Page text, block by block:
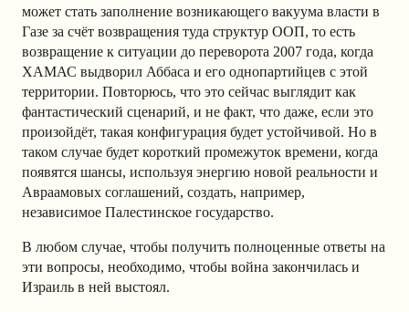
может стать заполнение возникающего вакуума власти в
Газе за счёт возвращения туда структур ООП, то есть
возвращение к ситуации до переворота 2007 года, когда
ХАМАС выдворил Аббаса и его однопартийцев с этой
территории. Повторюсь, что это сейчас выглядит как
фантастический сценарий, и не факт, что даже, если это
произойдёт, такая конфигурация будет устойчивой. Но в
таком случае будет короткий промежуток времени, когда
появятся шансы, используя энергию новой реальности и
Авраамовых соглашений, создать, например,
независимое Палестинское государство.
В любом случае, чтобы получить полноценные ответы на
эти вопросы, необходимо, чтобы война закончилась и
Израиль в ней выстоял.